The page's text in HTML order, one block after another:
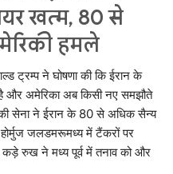
खत्म, 80 से
हमले
ट्रम्प ने घोषणा की कि ईरान के
और अमेरिका अब किसी नए समझौते
सेना ने ईरान के 80 से अधिक सैन्य
जलडमरूमध्य में टैंकरों पर
कड़े रुख ने मध्य पूर्व में तनाव को और